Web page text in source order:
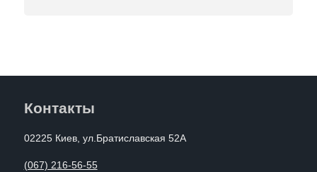
Контакты
02225 Киев, ул.Братиславская 52А
(067) 216-56-55